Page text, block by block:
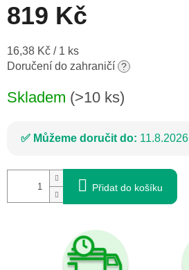
819 Kč
Měrná
cena:
16,38 Kč / 1 ks
Doručení do zahraničí ?
Skladem (>10 ks)
Můžeme doručit do: 11.8.2026
Přidat do košíku